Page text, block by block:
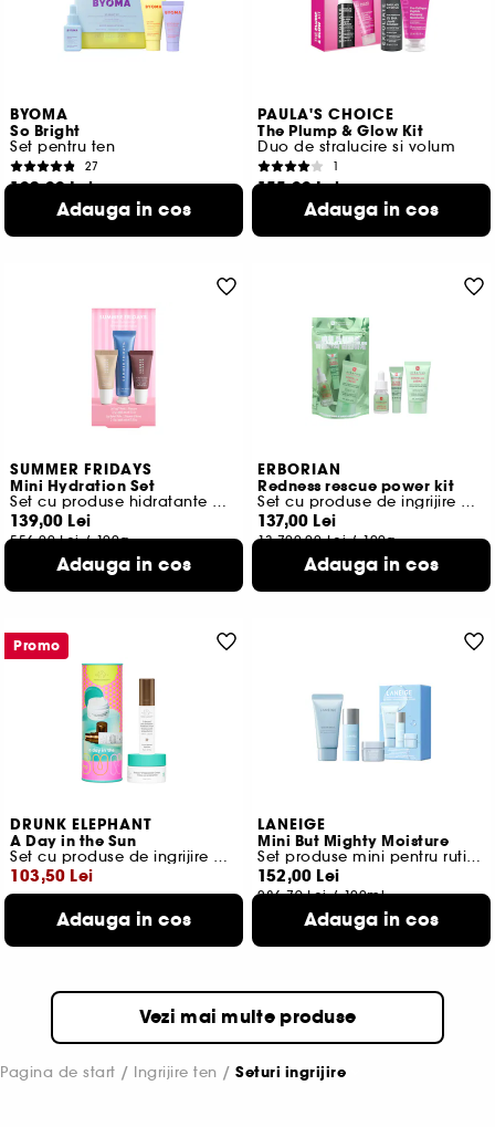
BYOMA
So Bright
Set pentru ten
27
102,00 Lei
226,67 Lei /100ml
Adauga in cos
PAULA'S CHOICE
The Plump & Glow Kit
Duo de stralucire si volum
1
155,00 Lei
344,44 Lei /100ml
Adauga in cos
SUMMER FRIDAYS
Mini Hydration Set
Set cu produse hidratante pentru pielea uscata
139,00 Lei
556,00 Lei /100g
Adauga in cos
ERBORIAN
Redness rescue power kit
Set cu produse de ingrijire a fetei
137,00 Lei
13.700,00 Lei /100g
Adauga in cos
DRUNK ELEPHANT
A Day in the Sun
Set cu produse de ingrijire pentru fata
103,50 Lei
173,00 Lei
450,00 Lei /100ml
Adauga in cos
Promo
LANEIGE
Mini But Mighty Moisture
Set produse mini pentru rutina de ingrijire a fetei
152,00 Lei
286,79 Lei /100ml
Adauga in cos
Vezi mai multe produse
Pagina de start Ingrijire ten Seturi ingrijire